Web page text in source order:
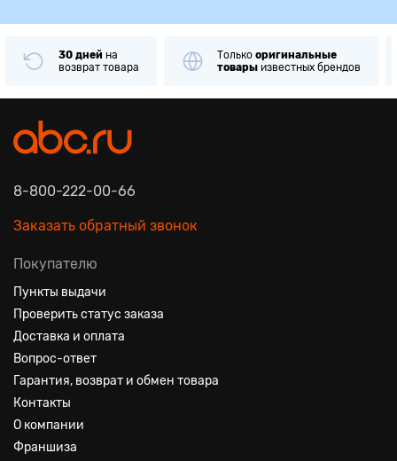
30 дней на
возврат товара
Только оригинальные
товары известных брендов
8-800-222-00-66
Заказать обратный звонок
Покупателю
Пункты выдачи
Проверить статус заказа
Доставка и оплата
Вопрос-ответ
Гарантия, возврат и обмен товара
Контакты
О компании
Франшиза